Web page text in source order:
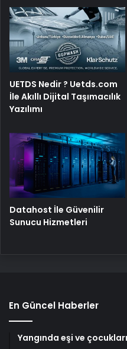
UETDS Nedir ? Uetds.com
İle Akıllı Dijital Taşımacılık
Yazılımı
Datahost İle Güvenilir
Sunucu Hizmetleri
En Güncel Haberler
Yangında eşi ve